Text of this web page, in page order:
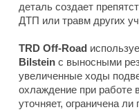
деталь создает
ДТП или травм других
TRD Off-Road
Bilstein с выносными
увеличенные ходы
охлаждение при работе
уточняет, ограничена